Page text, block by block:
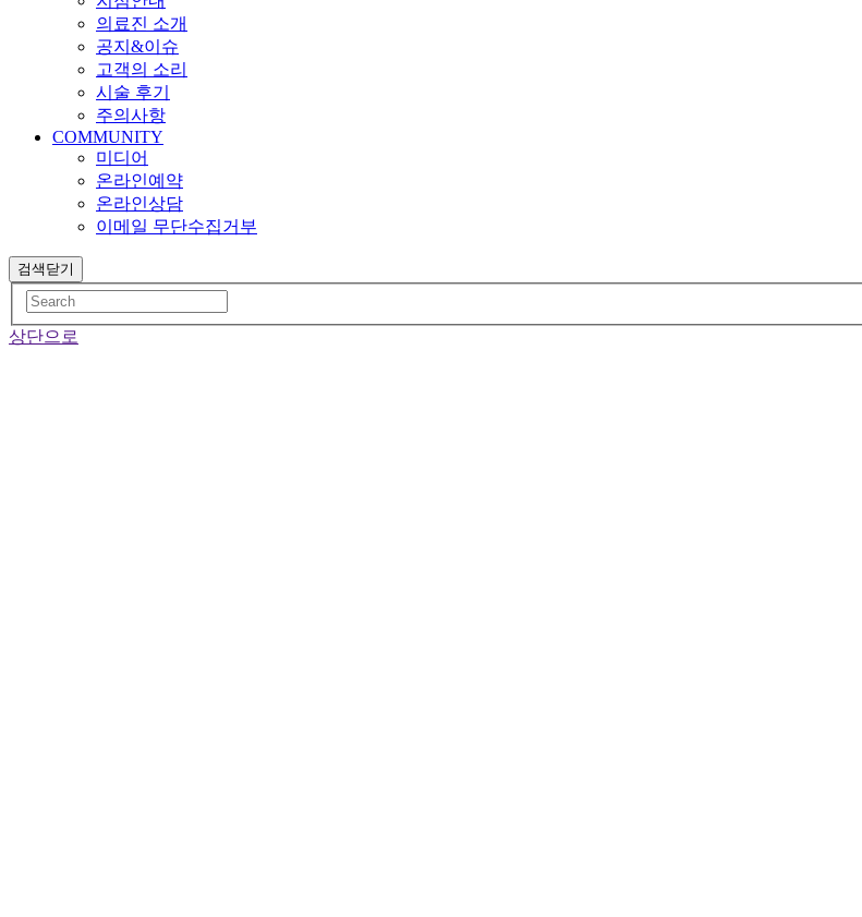
의료진 소개
공지&이슈
고객의 소리
시술 후기
주의사항
COMMUNITY
미디어
온라인예약
온라인상담
이메일 무단수집거부
검색닫기
상단으로